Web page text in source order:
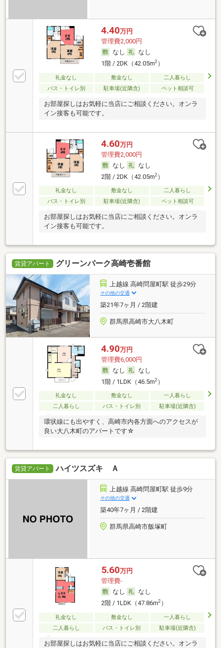
4.40万円
管理費2,000円
なし
なし
1階 / 2DK（42.05m2）
礼金なし 敷金なし
二人暮らし
バス・トイレ別
駐車場(近隣含) ペット相談可
お部屋探しはお気軽に当店にご相談ください。オンラ
イン接客も可能です。
4.60万円
管理費2,000円
なし
なし
2階 / 2DK（42.05m2）
礼金なし 敷金なし
二人暮らし
バス・トイレ別
駐車場(近隣含) ペット相談可
お部屋探しはお気軽に当店にご相談ください。オンラ
イン接客も可能です。
賃貸アパート グリーンパーク高崎壱番館
上越線 高崎問屋町駅 徒歩29分
その他の交通
築21年7ヶ月 / 2階建
群馬県高崎市大八木町
4.90万円
管理費6,000円
なし
なし
1階 / 1LDK（46.5m2）
礼金なし 敷金なし
一人暮らし
二人暮らし
バス・トイレ別 駐車場(近隣含)
環状線にも出やすく、高崎市内各方面へのアクセスが
良い大八木町のアパートです☆
賃貸アパート ハイツスズキ Ａ
上越線 高崎問屋町駅 徒歩9分
その他の交通
築40年7ヶ月 / 2階建
群馬県高崎市飯塚町
5.60万円
管理費-
なし
なし
2階 / 1LDK（47.86m2）
礼金なし 敷金なし
一人暮らし
二人暮らし
バス・トイレ別 駐車場(近隣含)
お部屋探しはお気軽に当店にご相談ください。オンラ